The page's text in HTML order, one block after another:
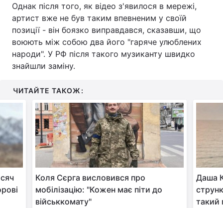
Однак після того, як відео з'явилося в мережі,
артист вже не був таким впевненим у своїй
позиції - він боязко виправдався, сказавши, що
воюють між собою два його "гаряче улюблених
народи". У РФ після такого музиканту швидко
знайшли заміну.
ЧИТАЙТЕ ТАКОЖ:
Коля Сєрга висловився про
мобілізацію: "Кожен має піти до
військкомату"
Даша
такий